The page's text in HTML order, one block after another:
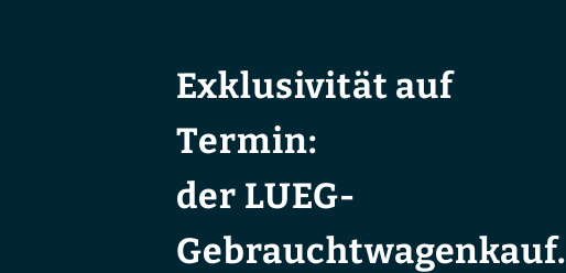
Exklusivität auf
Termin:
der LUEG-
Gebrauchtwagenkauf.